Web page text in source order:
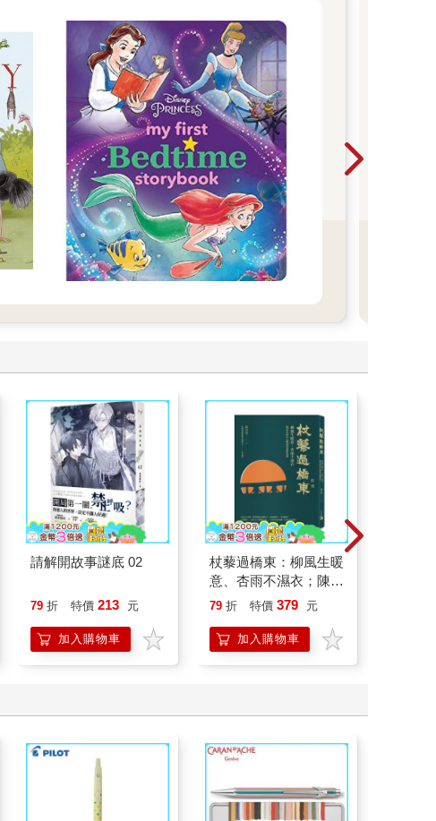
請解開故事謎底 02
79 折 特價 213 元
加入購物車
杖藜過橋東：柳風生暖
意、杏雨不濕衣；陳亮
恭談以心轉境的適齡漫
79 折 特價 379 元
加入購物車